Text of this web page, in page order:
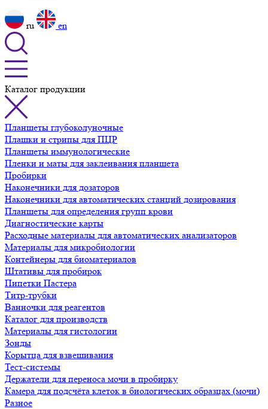
ru en
Каталог продукции
Планшеты глубоколуночные
Плашки и стрипы для ПЦР
Планшеты иммунологические
Пленки и маты для заклеивания планшета
Пробирки
Наконечники для дозаторов
Наконечники для автоматических станций дозирования
Планшеты для определения групп крови
Диагностические карты
Расходные материалы для автоматических анализаторов
Материалы для микробиологии
Контейнеры для биоматериалов
Штативы для пробирок
Пипетки Пастера
Титр-трубки
Ванночки для реагентов
Каталог для производств
Материалы для гистологии
Зонды
Корытца для взвешивания
Тест-системы
Держатели для переноса мочи в пробирку
Камера для подсчёта клеток в биологических образцах (мочи)
Разное